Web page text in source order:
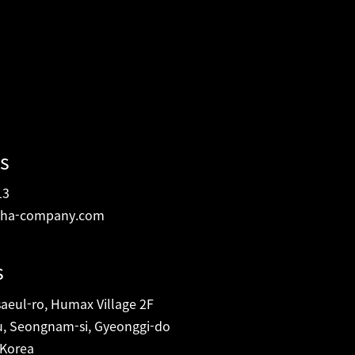
company.com
ro, Humax Village 2F
Seongnam-si, Gyeonggi-do